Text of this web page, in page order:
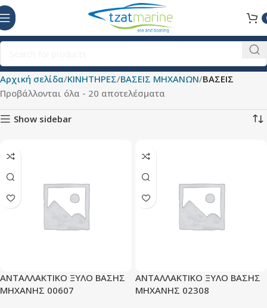
Αρχική σελίδα ΚΙΝΗΤΗΡΕΣ ΒΑΣΕΙΣ ΜΗΧΑΝΩΝ ΒΑΣΕΙΣ
Προβάλλονται όλα - 20 αποτελέσματα
Show sidebar
ΑΝΤΑΛΛΑΚΤΙΚΟ ΞΥΛΟ ΒΑΣΗΣ
ΜΗΧΑΝΗΣ 00607
ΑΝΤΑΛΛΑΚΤΙΚΟ ΞΥΛΟ ΒΑΣΗΣ
ΜΗΧΑΝΗΣ 02308